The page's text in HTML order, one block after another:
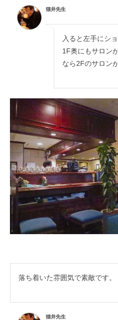
猫井先生
入ると左手にシ
1F奥にもサロン
なら2Fのサロン
落ち着いた雰囲気で素敵です。
猫井先生